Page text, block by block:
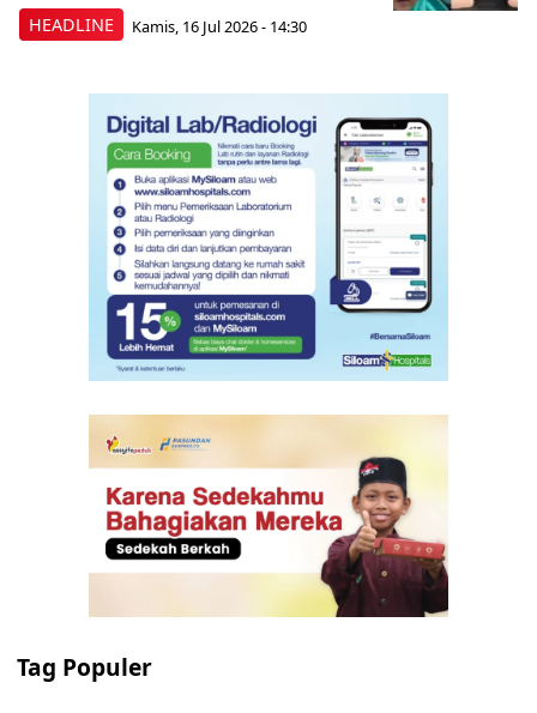
HEADLINE Kamis, 16 Jul 2026 - 14:30
Tag Populer